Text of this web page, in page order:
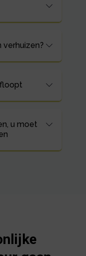
u moet